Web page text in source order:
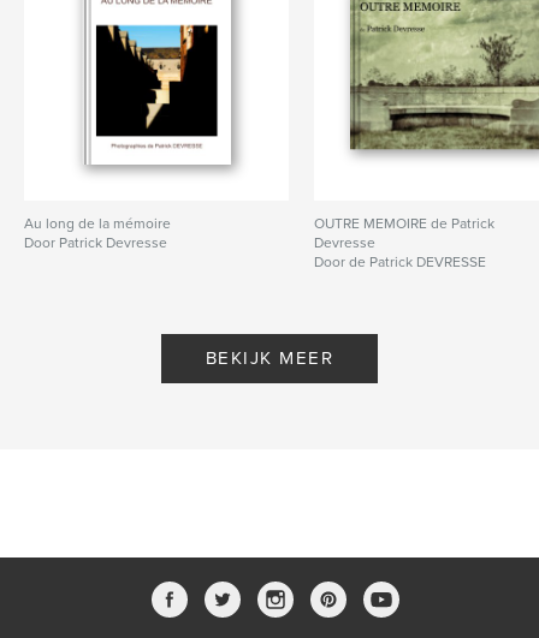
Au long de la mémoire
Door Patrick Devresse
OUTRE MEMOIRE de Patrick
Devresse
Door de Patrick DEVRESSE
BEKIJK MEER